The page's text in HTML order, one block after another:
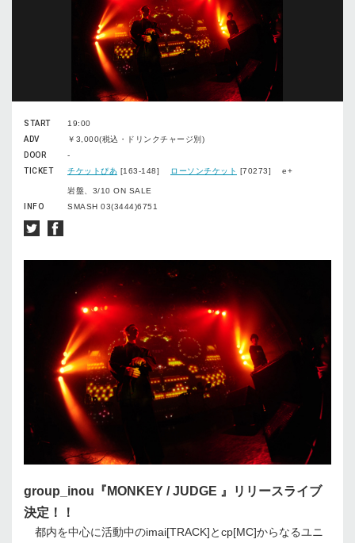
START
19:00
ADV
￥3,000(税込・ドリンクチャージ別)
DOOR
-
TICKET
チケットぴあ [163-148] ローソンチケット [70273] e+
岩盤、3/10 ON SALE
INFO
SMASH 03(3444)6751
group_inou『MONKEY / JUDGE 』リリースライブ
決定！！
都内を中心に活動中のimai[TRACK]とcp[MC]からなるユニ